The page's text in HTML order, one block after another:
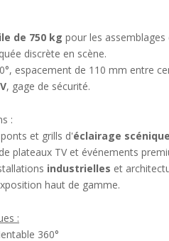
de 750 kg pour les assemblages
discrète en scène.
espacement de 110 mm entre
, gage de sécurité.
:
et grills d'éclairage scénique
plateaux TV et événements
industrielles et
haut de gamme.
:
360°